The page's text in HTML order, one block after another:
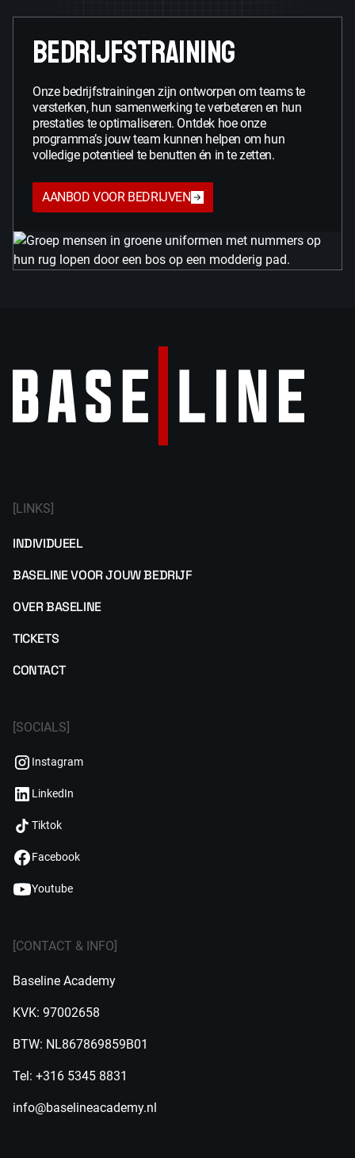
BEDRIJFSTRAINING
Onze bedrijfstrainingen zijn ontworpen om teams te
versterken, hun samenwerking te verbeteren en hun
prestaties te optimaliseren. Ontdek hoe onze
programma’s jouw team kunnen helpen om hun
volledige potentieel te benutten én in te zetten.
AANBOD VOOR BEDRIJVEN
[LINKS]
INDIVIDUEEL
BASELINE VOOR JOUW BEDRIJF
OVER BASELINE
TICKETS
CONTACT
[SOCIALS]
Instagram
LinkedIn
Tiktok
Facebook
Youtube
[CONTACT & INFO]
Baseline Academy
KVK: 97002658
BTW: NL867869859B01
Tel: +316 5345 8831
info@baselineacademy.nl